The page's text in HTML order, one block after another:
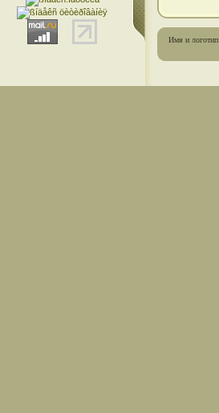
Имя и логотип